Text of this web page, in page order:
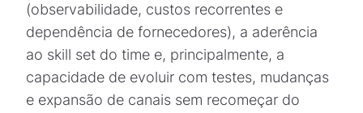
(observabilidade, custos recorrentes e
dependência de fornecedores), a aderência
ao skill set do time e, principalmente, a
capacidade de evoluir com testes, mudanças
e expansão de canais sem recomeçar do